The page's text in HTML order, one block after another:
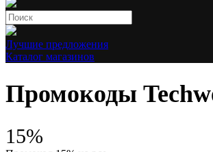
Лучшие предложения
Каталог магазинов
Промокоды
15%